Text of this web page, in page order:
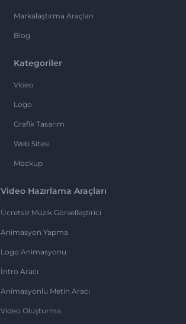
Markalaştırma Araçları
Blog
Kategoriler
Video
Logo
Grafik Tasarım
Web Sitesi
Mockup
Video Hazırlama Araçları
Ücretsiz Müzik Görselleştirici
Animasyon Yapma
Logo Animasyonu
İntro Aracı
Animasyonlu Metin Aracı
Video Oluşturma